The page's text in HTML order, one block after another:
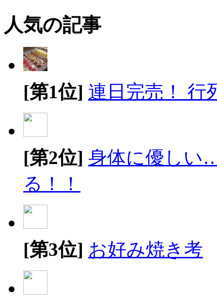
人気の記事
[第1位] 連日完売！ 行
[第2位] 身体に優しい
る！！
[第3位] お好み焼き考